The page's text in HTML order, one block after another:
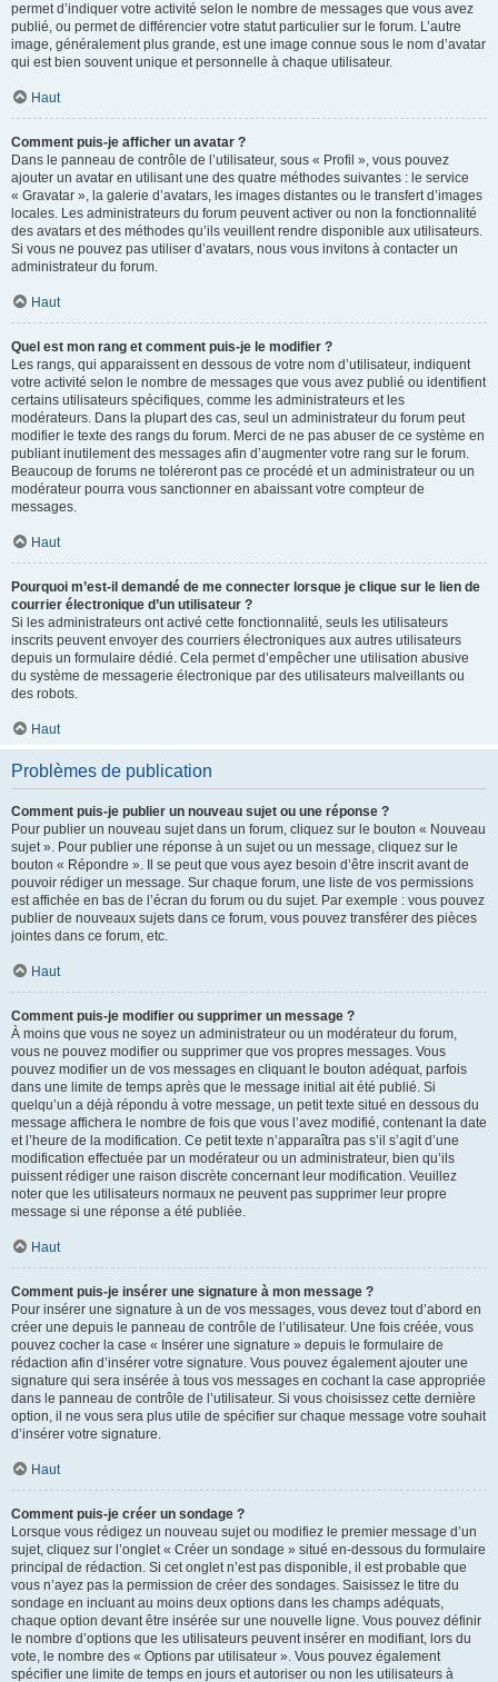
permet d’indiquer votre activité selon le nombre de messages que vous avez
publié, ou permet de différencier votre statut particulier sur le forum. L’autre
image, généralement plus grande, est une image connue sous le nom d’avatar
qui est bien souvent unique et personnelle à chaque utilisateur.
Haut
Comment puis-je afficher un avatar ?
Dans le panneau de contrôle de l’utilisateur, sous « Profil », vous pouvez
ajouter un avatar en utilisant une des quatre méthodes suivantes : le service
« Gravatar », la galerie d’avatars, les images distantes ou le transfert d’images
locales. Les administrateurs du forum peuvent activer ou non la fonctionnalité
des avatars et des méthodes qu’ils veuillent rendre disponible aux utilisateurs.
Si vous ne pouvez pas utiliser d’avatars, nous vous invitons à contacter un
administrateur du forum.
Haut
Quel est mon rang et comment puis-je le modifier ?
Les rangs, qui apparaissent en dessous de votre nom d’utilisateur, indiquent
votre activité selon le nombre de messages que vous avez publié ou identifient
certains utilisateurs spécifiques, comme les administrateurs et les
modérateurs. Dans la plupart des cas, seul un administrateur du forum peut
modifier le texte des rangs du forum. Merci de ne pas abuser de ce système en
publiant inutilement des messages afin d’augmenter votre rang sur le forum.
Beaucoup de forums ne toléreront pas ce procédé et un administrateur ou un
modérateur pourra vous sanctionner en abaissant votre compteur de
messages.
Haut
Pourquoi m’est-il demandé de me connecter lorsque je clique sur le lien de
courrier électronique d’un utilisateur ?
Si les administrateurs ont activé cette fonctionnalité, seuls les utilisateurs
inscrits peuvent envoyer des courriers électroniques aux autres utilisateurs
depuis un formulaire dédié. Cela permet d’empêcher une utilisation abusive
du système de messagerie électronique par des utilisateurs malveillants ou
des robots.
Haut
Problèmes de publication
Comment puis-je publier un nouveau sujet ou une réponse ?
Pour publier un nouveau sujet dans un forum, cliquez sur le bouton « Nouveau
sujet ». Pour publier une réponse à un sujet ou un message, cliquez sur le
bouton « Répondre ». Il se peut que vous ayez besoin d’être inscrit avant de
pouvoir rédiger un message. Sur chaque forum, une liste de vos permissions
est affichée en bas de l’écran du forum ou du sujet. Par exemple : vous pouvez
publier de nouveaux sujets dans ce forum, vous pouvez transférer des pièces
jointes dans ce forum, etc.
Haut
Comment puis-je modifier ou supprimer un message ?
À moins que vous ne soyez un administrateur ou un modérateur du forum,
vous ne pouvez modifier ou supprimer que vos propres messages. Vous
pouvez modifier un de vos messages en cliquant le bouton adéquat, parfois
dans une limite de temps après que le message initial ait été publié. Si
quelqu’un a déjà répondu à votre message, un petit texte situé en dessous du
message affichera le nombre de fois que vous l’avez modifié, contenant la date
et l’heure de la modification. Ce petit texte n’apparaîtra pas s’il s’agit d’une
modification effectuée par un modérateur ou un administrateur, bien qu’ils
puissent rédiger une raison discrète concernant leur modification. Veuillez
noter que les utilisateurs normaux ne peuvent pas supprimer leur propre
message si une réponse a été publiée.
Haut
Comment puis-je insérer une signature à mon message ?
Pour insérer une signature à un de vos messages, vous devez tout d’abord en
créer une depuis le panneau de contrôle de l’utilisateur. Une fois créée, vous
pouvez cocher la case « Insérer une signature » depuis le formulaire de
rédaction afin d’insérer votre signature. Vous pouvez également ajouter une
signature qui sera insérée à tous vos messages en cochant la case appropriée
dans le panneau de contrôle de l’utilisateur. Si vous choisissez cette dernière
option, il ne vous sera plus utile de spécifier sur chaque message votre souhait
d’insérer votre signature.
Haut
Comment puis-je créer un sondage ?
Lorsque vous rédigez un nouveau sujet ou modifiez le premier message d’un
sujet, cliquez sur l’onglet « Créer un sondage » situé en-dessous du formulaire
principal de rédaction. Si cet onglet n’est pas disponible, il est probable que
vous n’ayez pas la permission de créer des sondages. Saisissez le titre du
sondage en incluant au moins deux options dans les champs adéquats,
chaque option devant être insérée sur une nouvelle ligne. Vous pouvez définir
le nombre d’options que les utilisateurs peuvent insérer en modifiant, lors du
vote, le nombre des « Options par utilisateur ». Vous pouvez également
spécifier une limite de temps en jours et autoriser ou non les utilisateurs à